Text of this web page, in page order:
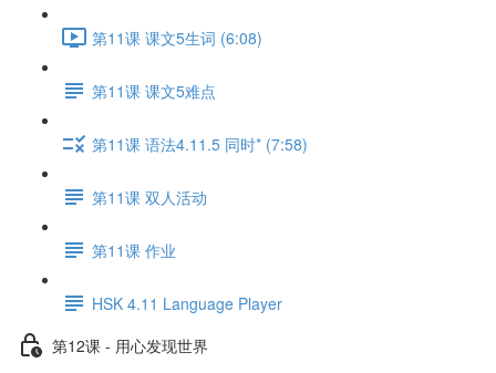
第11课 课文5生词 (6:08)
第11课 课文5难点
第11课 语法4.11.5 同时* (7:58)
第11课 双人活动
第11课 作业
HSK 4.11 Language Player
第12课 - 用心发现世界